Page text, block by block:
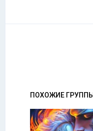
ПОХОЖИЕ ГРУППЫ